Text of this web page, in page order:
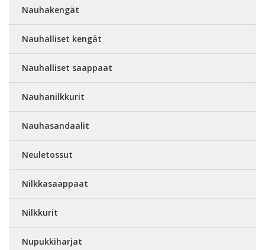
Nauhakengät
Nauhalliset kengät
Nauhalliset saappaat
Nauhanilkkurit
Nauhasandaalit
Neuletossut
Nilkkasaappaat
Nilkkurit
Nupukkiharjat